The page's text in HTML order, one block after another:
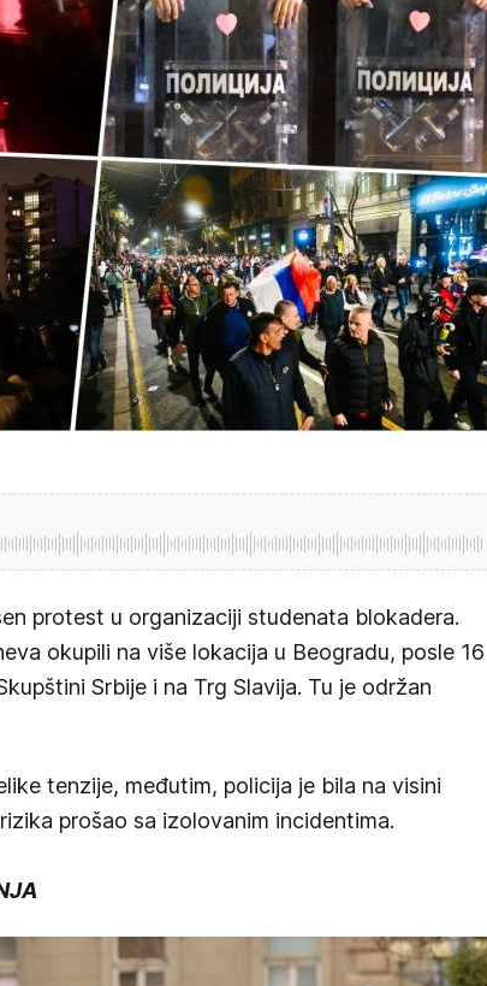
protest u organizaciji studenata blokadera.
okupili na više lokacija u Beogradu, posle 16
Srbije i na Trg Slavija. Tu je održan
tenzije, međutim, policija je bila na visini
prošao sa izolovanim incidentima.